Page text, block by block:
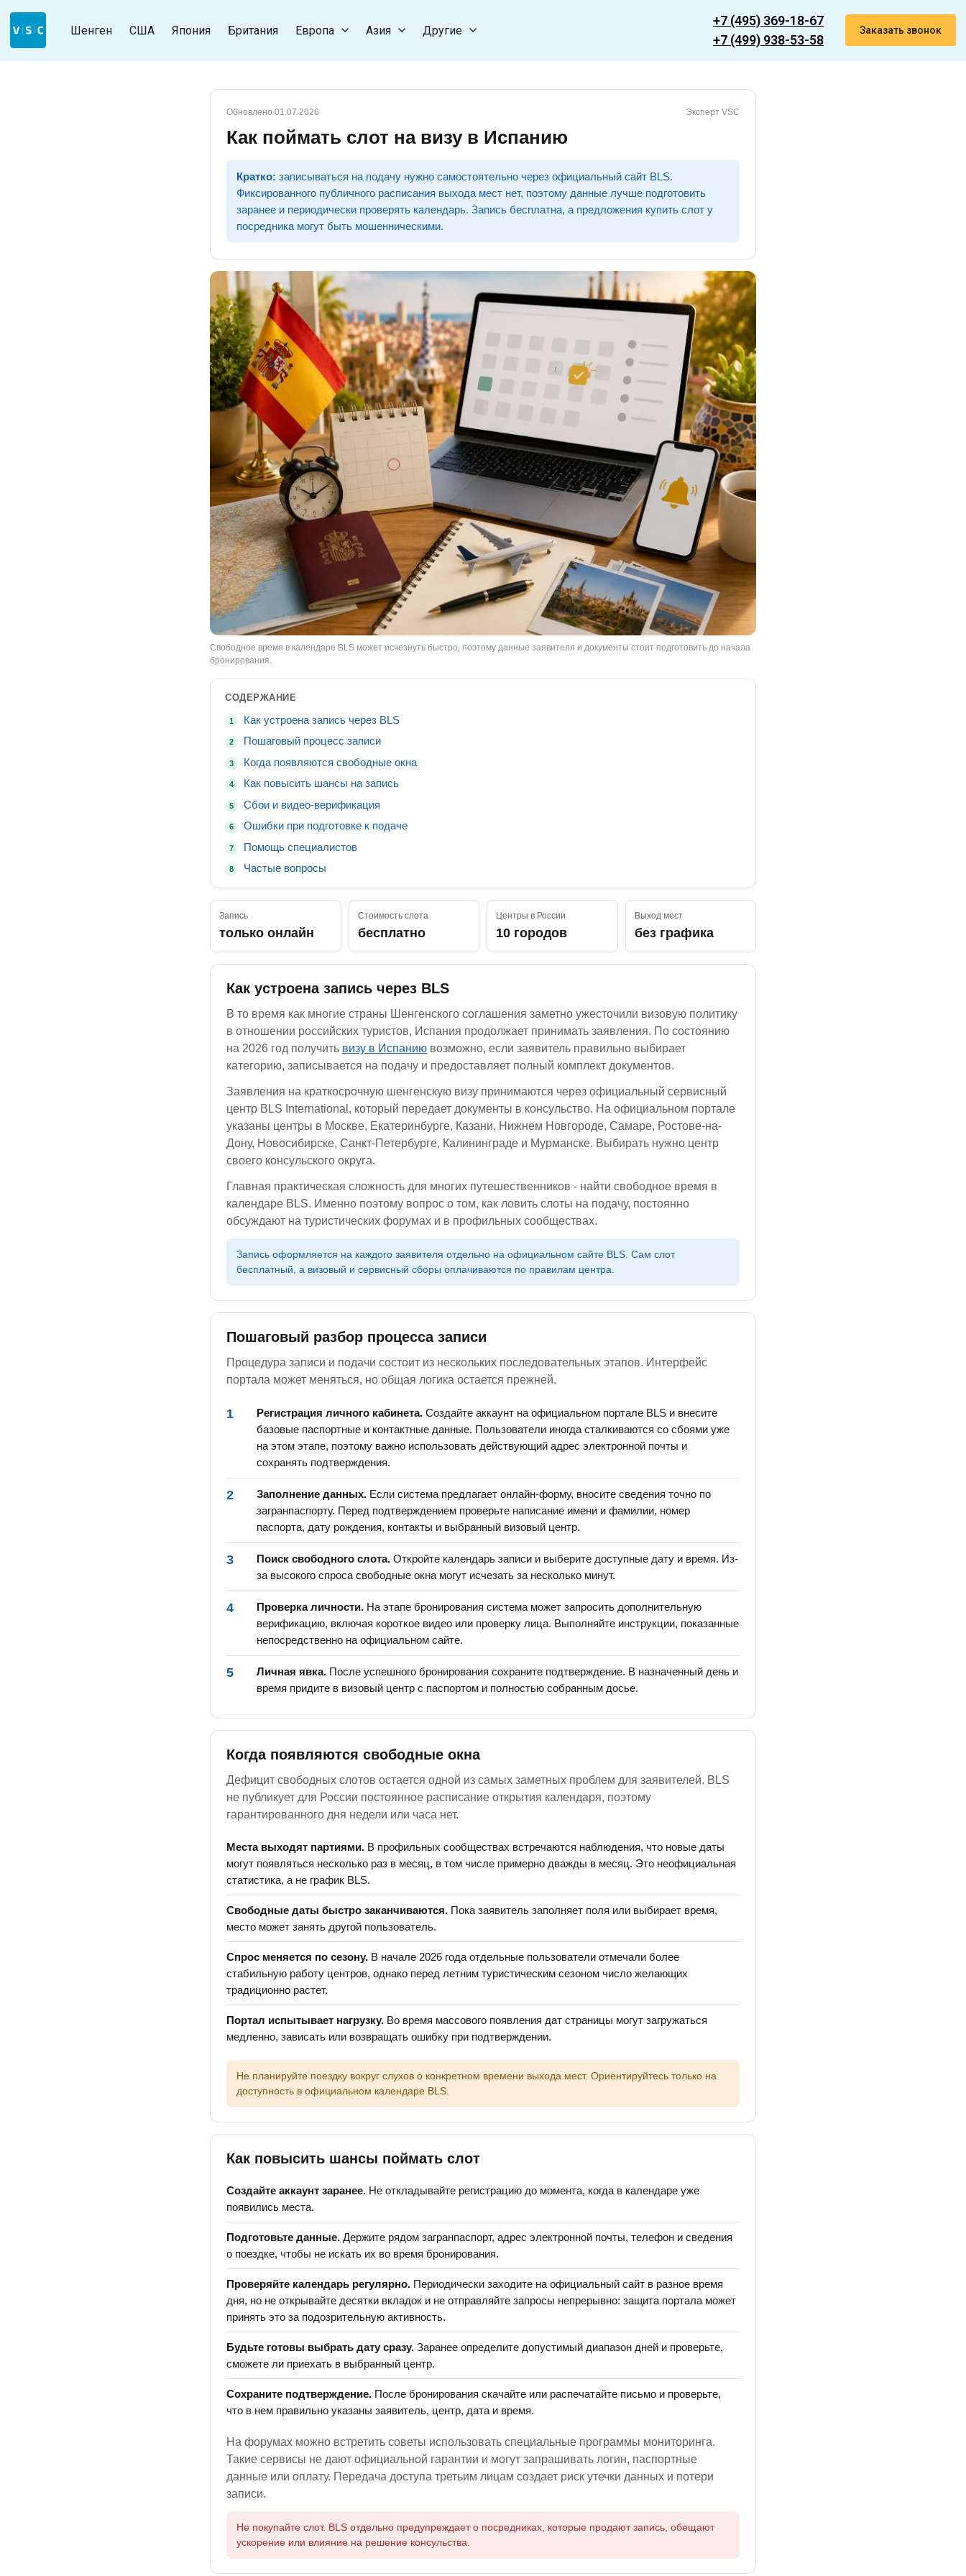
Шенген США Япония Британия Европа Азия Другие
+7 (495) 369-18-67
+7 (499) 938-53-58
Заказать звонок
Обновлено 01.07.2026 Эксперт VSC
Как поймать слот на визу в Испанию
Кратко: записываться на подачу нужно самостоятельно через официальный сайт BLS.
Фиксированного публичного расписания выхода мест нет, поэтому данные лучше подготовить
заранее и периодически проверять календарь. Запись бесплатна, а предложения купить слот у
посредника могут быть мошенническими.
Свободное время в календаре BLS может исчезнуть быстро, поэтому данные заявителя и документы стоит подготовить до начала
бронирования.
СОДЕРЖАНИЕ
1 Как устроена запись через BLS
2 Пошаговый процесс записи
3 Когда появляются свободные окна
4 Как повысить шансы на запись
5 Сбои и видео-верификация
6 Ошибки при подготовке к подаче
7 Помощь специалистов
8 Частые вопросы
Запись
только онлайн
Стоимость слота
бесплатно
Центры в России
10 городов
Выход мест
без графика
Как устроена запись через BLS
В то время как многие страны Шенгенского соглашения заметно ужесточили визовую политику
в отношении российских туристов, Испания продолжает принимать заявления. По состоянию
на 2026 год получить визу в Испанию возможно, если заявитель правильно выбирает
категорию, записывается на подачу и предоставляет полный комплект документов.
Заявления на краткосрочную шенгенскую визу принимаются через официальный сервисный
центр BLS International, который передает документы в консульство. На официальном портале
указаны центры в Москве, Екатеринбурге, Казани, Нижнем Новгороде, Самаре, Ростове-на-
Дону, Новосибирске, Санкт-Петербурге, Калининграде и Мурманске. Выбирать нужно центр
своего консульского округа.
Главная практическая сложность для многих путешественников - найти свободное время в
календаре BLS. Именно поэтому вопрос о том, как ловить слоты на подачу, постоянно
обсуждают на туристических форумах и в профильных сообществах.
Запись оформляется на каждого заявителя отдельно на официальном сайте BLS. Сам слот
бесплатный, а визовый и сервисный сборы оплачиваются по правилам центра.
Пошаговый разбор процесса записи
Процедура записи и подачи состоит из нескольких последовательных этапов. Интерфейс
портала может меняться, но общая логика остается прежней.
1 Регистрация личного кабинета. Создайте аккаунт на официальном портале BLS и внесите
базовые паспортные и контактные данные. Пользователи иногда сталкиваются со сбоями уже
на этом этапе, поэтому важно использовать действующий адрес электронной почты и
сохранять подтверждения.
2 Заполнение данных. Если система предлагает онлайн-форму, вносите сведения точно по
загранпаспорту. Перед подтверждением проверьте написание имени и фамилии, номер
паспорта, дату рождения, контакты и выбранный визовый центр.
3 Поиск свободного слота. Откройте календарь записи и выберите доступные дату и время. Из-
за высокого спроса свободные окна могут исчезать за несколько минут.
4 Проверка личности. На этапе бронирования система может запросить дополнительную
верификацию, включая короткое видео или проверку лица. Выполняйте инструкции, показанные
непосредственно на официальном сайте.
5 Личная явка. После успешного бронирования сохраните подтверждение. В назначенный день и
время придите в визовый центр с паспортом и полностью собранным досье.
Когда появляются свободные окна
Дефицит свободных слотов остается одной из самых заметных проблем для заявителей. BLS
не публикует для России постоянное расписание открытия календаря, поэтому
гарантированного дня недели или часа нет.
Места выходят партиями. В профильных сообществах встречаются наблюдения, что новые даты
могут появляться несколько раз в месяц, в том числе примерно дважды в месяц. Это неофициальная
статистика, а не график BLS.
Свободные даты быстро заканчиваются. Пока заявитель заполняет поля или выбирает время,
место может занять другой пользователь.
Спрос меняется по сезону. В начале 2026 года отдельные пользователи отмечали более
стабильную работу центров, однако перед летним туристическим сезоном число желающих
традиционно растет.
Портал испытывает нагрузку. Во время массового появления дат страницы могут загружаться
медленно, зависать или возвращать ошибку при подтверждении.
Не планируйте поездку вокруг слухов о конкретном времени выхода мест. Ориентируйтесь только на
доступность в официальном календаре BLS.
Как повысить шансы поймать слот
Создайте аккаунт заранее. Не откладывайте регистрацию до момента, когда в календаре уже
появились места.
Подготовьте данные. Держите рядом загранпаспорт, адрес электронной почты, телефон и сведения
о поездке, чтобы не искать их во время бронирования.
Проверяйте календарь регулярно. Периодически заходите на официальный сайт в разное время
дня, но не открывайте десятки вкладок и не отправляйте запросы непрерывно: защита портала может
принять это за подозрительную активность.
Будьте готовы выбрать дату сразу. Заранее определите допустимый диапазон дней и проверьте,
сможете ли приехать в выбранный центр.
Сохраните подтверждение. После бронирования скачайте или распечатайте письмо и проверьте,
что в нем правильно указаны заявитель, центр, дата и время.
На форумах можно встретить советы использовать специальные программы мониторинга.
Такие сервисы не дают официальной гарантии и могут запрашивать логин, паспортные
данные или оплату. Передача доступа третьим лицам создает риск утечки данных и потери
записи.
Не покупайте слот. BLS отдельно предупреждает о посредниках, которые продают запись, обещают
ускорение или влияние на решение консульства.